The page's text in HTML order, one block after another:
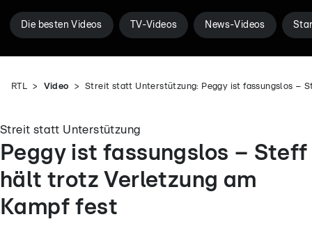
Die besten Videos TV-Videos News-Videos
RTL Video Streit statt Unterstützung: Peggy ist fassungslos –
Streit statt Unterstützung
Peggy ist fassungslos – Steff
hält trotz Verletzung am
Kampf fest